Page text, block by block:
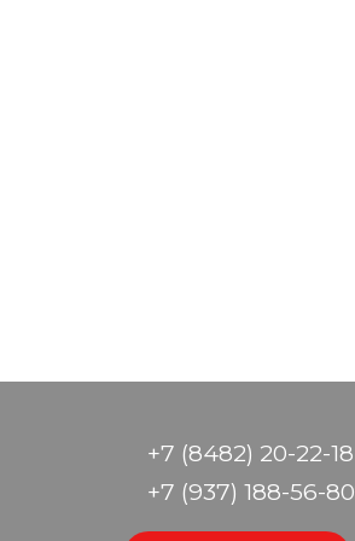
+7 (8482) 20-22-18
+7 (937) 188-56-80